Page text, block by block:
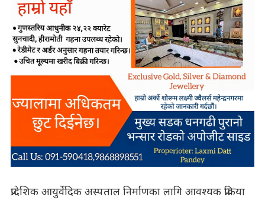
प्रादेशिक आयुर्वेदिक अस्पताल निर्माणका लागि आवश्यक प्रक्रिया